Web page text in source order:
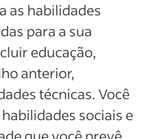
as habilidades
para a sua
educação,
anterior,
técnicas. Você
sociais e